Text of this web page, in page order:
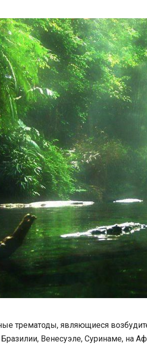
трематоды, являющиеся
Венесуэле, Суринаме, на